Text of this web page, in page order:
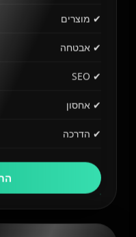
✔ מוצרים
✔ אבטחה
✔ SEO
✔ אחסון
✔ הדרכה